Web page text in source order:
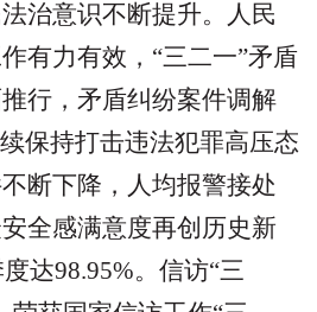
治意识不断提升。人民
有力有效， “三二一”矛盾
行，矛盾纠纷案件调解
保持打击违法犯罪高压态
断下降，人均报警接处
全感满意度再创历史新
达98.95%。信访“三